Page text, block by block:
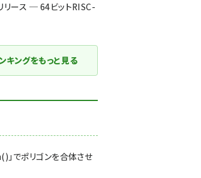
リース ─ 64ビットRISC-
キングをもっと見る
でポリゴンを合体させ